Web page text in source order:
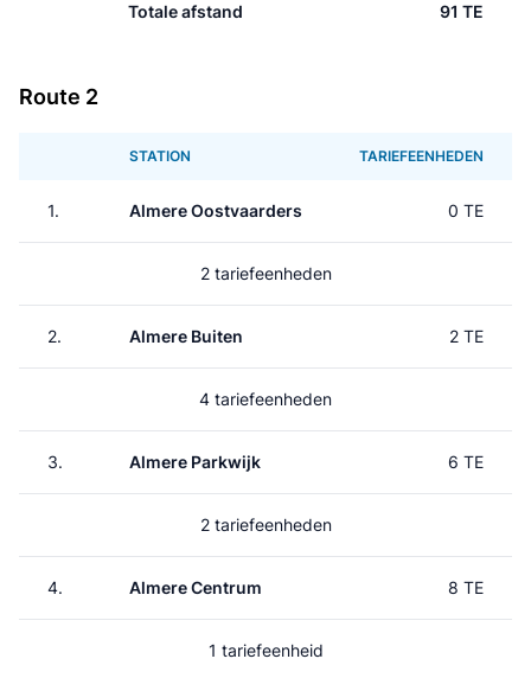
Totale afstand 91 TE
Route 2
STATION TARIEFEENHEDEN
1. Almere Oostvaarders 0 TE
2 tariefeenheden
2. Almere Buiten 2 TE
4 tariefeenheden
3. Almere Parkwijk 6 TE
2 tariefeenheden
4. Almere Centrum 8 TE
1 tariefeenheid